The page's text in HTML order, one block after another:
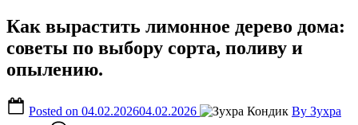
Как вырастить лимонное дерево дома:
советы по выбору сорта, поливу и
опылению.
Posted on 04.02.202604.02.2026 By Зухра